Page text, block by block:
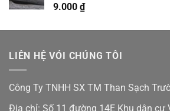
9.000 ₫
LIÊN HỆ VÓI CHÚNG TÔI
Công Ty TNHH SX TM Than Sạch
Địa chỉ: Số 11 đường 14E Khu dân cư